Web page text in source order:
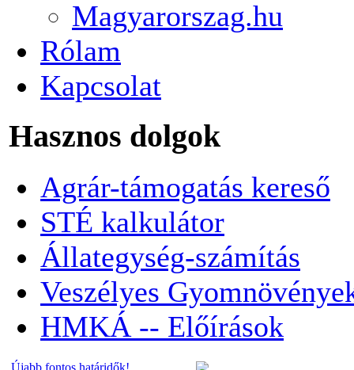
Magyarorszag.hu
Rólam
Kapcsolat
Hasznos dolgok
Agrár-támogatás kereső
STÉ kalkulátor
Állategység-számítás
Veszélyes
HMKÁ -- Előírások
Újabb fontos határidők!